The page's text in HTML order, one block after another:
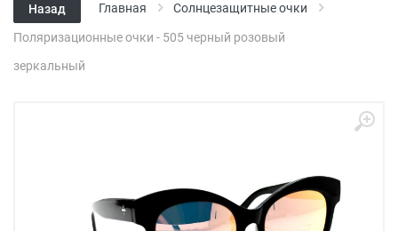
Назад Главная Солнцезащитные очки
Поляризационные очки - 505 черный розовый
зеркальный